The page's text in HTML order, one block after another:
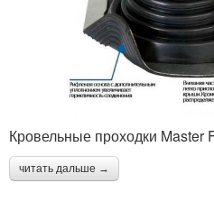
Кровельные проходки Master
читать дальше →